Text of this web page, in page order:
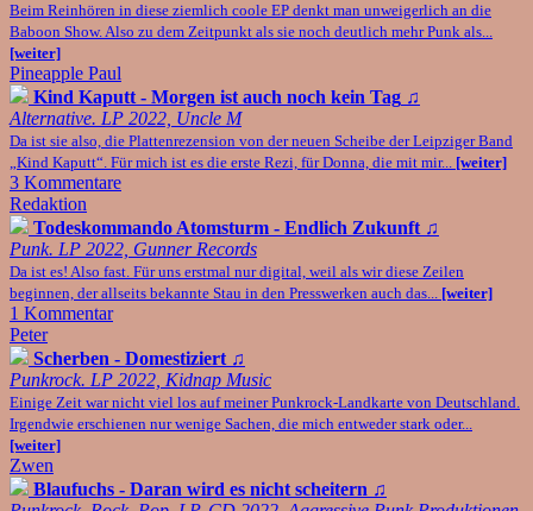
Beim Reinhören in diese ziemlich coole EP denkt man unweigerlich an die
Baboon Show. Also zu dem Zeitpunkt als sie noch deutlich mehr Punk als...
[weiter]
Pineapple Paul
Kind Kaputt - Morgen ist auch noch kein Tag ♫
Alternative. LP 2022, Uncle M
Da ist sie also, die Plattenrezension von der neuen Scheibe der Leipziger Band
„Kind Kaputt“. Für mich ist es die erste Rezi, für Donna, die mit mir... [weiter]
3 Kommentare
Redaktion
Todeskommando Atomsturm - Endlich Zukunft ♫
Punk. LP 2022, Gunner Records
Da ist es! Also fast. Für uns erstmal nur digital, weil als wir diese Zeilen
beginnen, der allseits bekannte Stau in den Presswerken auch das... [weiter]
1 Kommentar
Peter
Scherben - Domestiziert ♫
Punkrock. LP 2022, Kidnap Music
Einige Zeit war nicht viel los auf meiner Punkrock-Landkarte von Deutschland.
Irgendwie erschienen nur wenige Sachen, die mich entweder stark oder...
[weiter]
Zwen
Blaufuchs - Daran wird es nicht scheitern ♫